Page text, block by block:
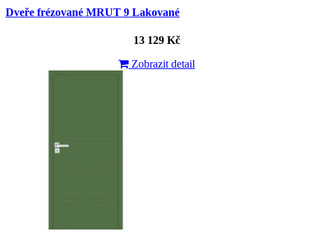
Dveře frézované MRUT 9 Lakované
13 129 Kč
Zobrazit detail